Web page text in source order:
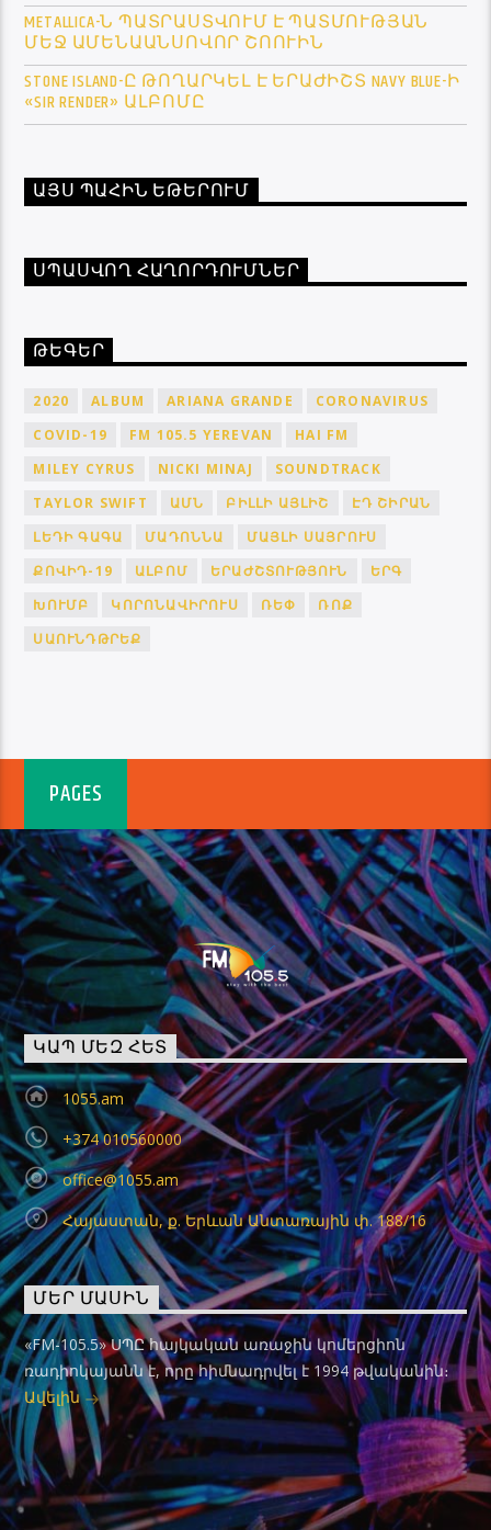
METALLICA-Ն ՊԱՏՐԱՍՏՎՈՒՄ Է ՊԱՏՄՈՒԹՅԱՆ
ՄԵՋ ԱՄԵՆԱԱՆՍՈՎՈՐ ՇՈՈՒԻՆ
STONE ISLAND-Ը ԹՈՂԱՐԿԵԼ Է ԵՐԱԺԻՇՏ NAVY BLUE-Ի
«SIR RENDER» ԱԼԲՈՄԸ
ԱՅՍ ՊԱՀԻՆ ԵԹԵՐՈՒՄ
ՍՊԱՍՎՈՂ ՀԱՂՈՐԴՈՒՄՆԵՐ
ԹԵԳԵՐ
2020 ALBUM ARIANA GRANDE
CORONAVIRUS
COVID-19
FM 105.5 YEREVAN
HAI FM
MILEY CYRUS
NICKI MINAJ
SOUNDTRACK
TAYLOR SWIFT
ԱՄՆ ԲԻԼԼԻ ԱՅԼԻՇ
ԷԴ ՇԻՐԱՆ
ԼԵԴԻ ԳԱԳԱ
ՄԱԴՈՆՆԱ
ՄԱՅԼԻ ՍԱՅՐՈՒՍ
ՔՈՎԻԴ-19
ԱԼԲՈՄ ԵՐԱԺՇՏՈՒԹՅՈՒՆ
ԵՐԳ
ԽՈՒՄԲ
ԿՈՐՈՆԱՎԻՐՈՒՍ ՌԵՓ
ՌՈՔ
ՍԱՈՒՆԴԹՐԵՔ
PAGES
ԿԱՊ ՄԵԶ ՀԵՏ
1055.am
+374 010560000
office@1055.am
Հայաստան, ք. Երևան Անտառային փ. 188/16
ՄԵՐ ՄԱՍԻՆ
«FM-105.5» ՍՊԸ հայկական առաջին կոմերցիոն
ռադիոկայանն է, որը հիմնադրվել է 1994 թվականին։
Ավելին